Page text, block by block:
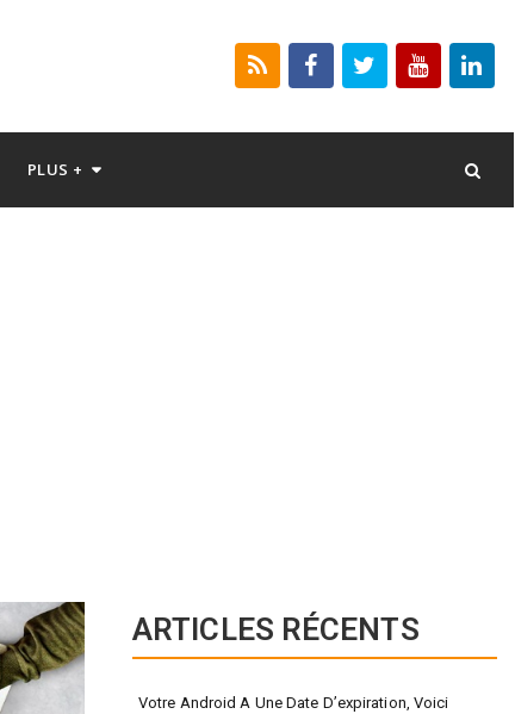
PLUS +
ARTICLES RÉCENTS
Votre Android A Une Date D’expiration, Voici